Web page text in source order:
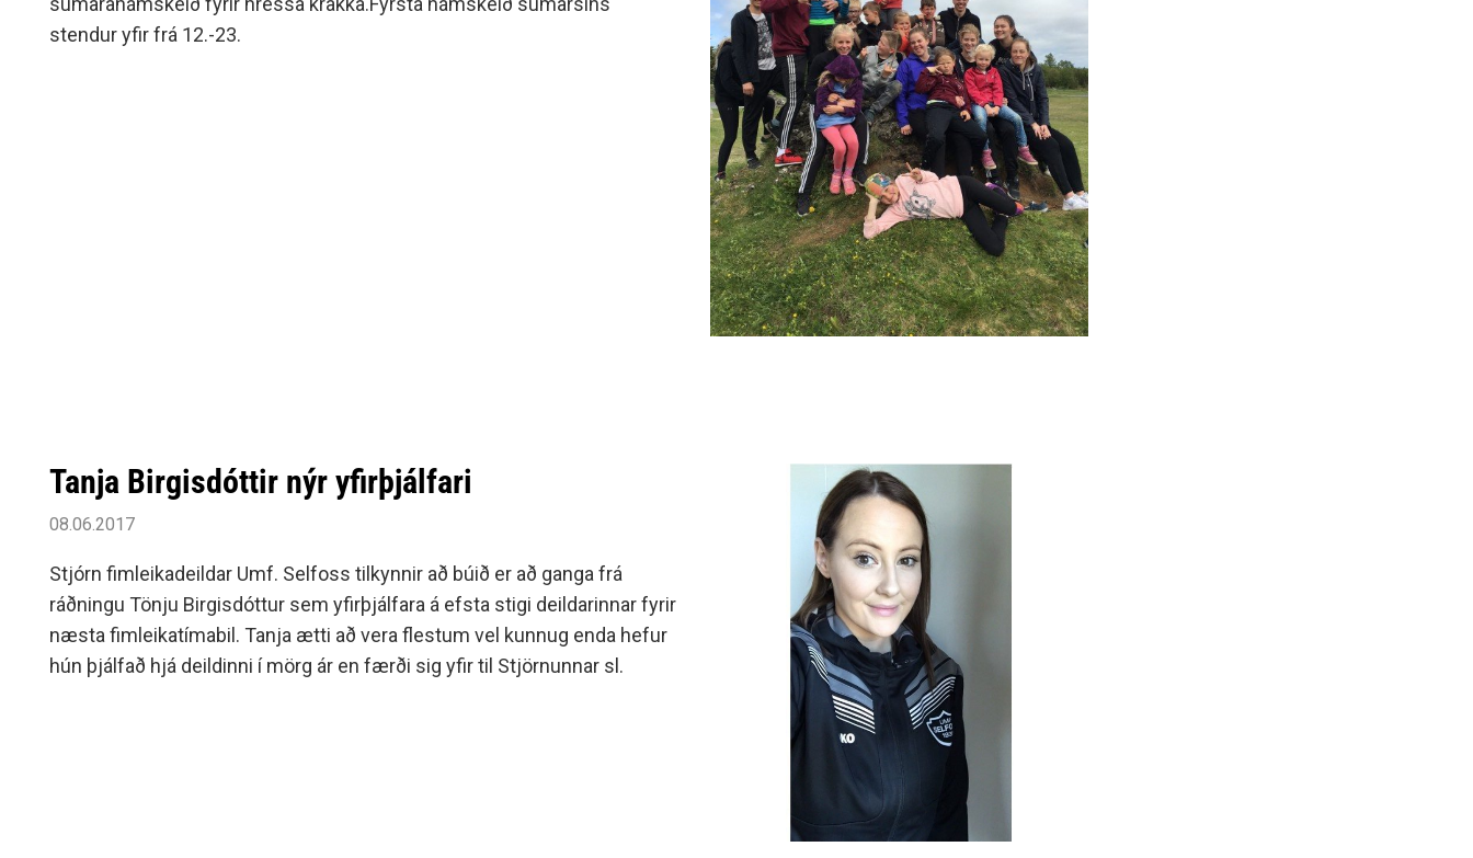
stendur yfir frá 12.-23.
Tanja Birgisdóttir nýr yfirþjálfari
08.06.2017
Stjórn fimleikadeildar Umf. Selfoss tilkynnir að búið er að ganga frá
ráðningu Tönju Birgisdóttur sem yfirþjálfara á efsta stigi deildarinnar fyrir
næsta fimleikatímabil. Tanja ætti að vera flestum vel kunnug enda hefur
hún þjálfað hjá deildinni í mörg ár en færði sig yfir til Stjörnunnar sl.